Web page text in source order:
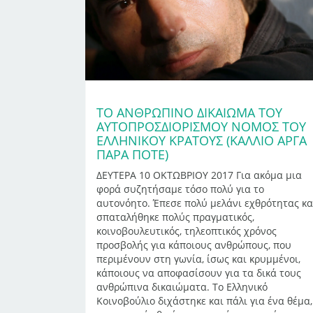
ΤΟ ΑΝΘΡΩΠΙΝΟ ΔΙΚΑΙΩΜΑ ΤΟΥ
ΑΥΤΟΠΡΟΣΔΙΟΡΙΣMΟΥ ΝΟΜΟΣ ΤΟΥ
ΕΛΛΗΝΙΚΟΥ ΚΡΑΤΟΥΣ (ΚΆΛΛΙΟ ΑΡΓΆ
ΠΑΡΆ ΠΟΤΈ)
ΔΕΥΤΕΡΑ 10 ΟΚΤΩΒΡΙΟΥ 2017 Για ακόμα μια
φορά συζητήσαμε τόσο πολύ για το
αυτονόητο. Έπεσε πολύ μελάνι εχθρότητας
σπαταλήθηκε πολύς πραγματικός,
κοινοβουλευτικός, τηλεοπτικός χρόνος
προσβολής για κάποιους ανθρώπους, που
περιμένουν στη γωνία, ίσως και κρυμμένοι,
κάποιους να αποφασίσουν για τα δικά τους
ανθρώπινα δικαιώματα. Το Ελληνικό
Κοινοβούλιο διχάστηκε και πάλι για ένα θέμα,